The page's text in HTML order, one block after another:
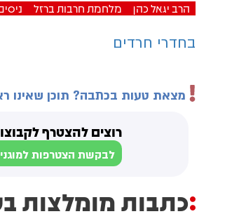
הרב יגאל כהן מלחמת חרבות ברזל
בחדרי חרדים
מצאת טעות בכתבה? תוכן שאינו
רוצים להצטרף
לבקשת הצטרפות
כתבות מומלצות